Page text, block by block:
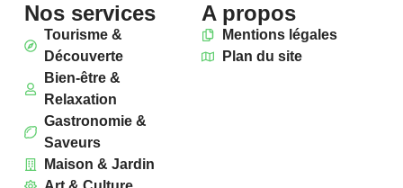
Nos services
Tourisme &
Découverte
Bien-être &
Relaxation
Gastronomie &
Saveurs
Maison & Jardin
A propos
Mentions légales
Plan du site